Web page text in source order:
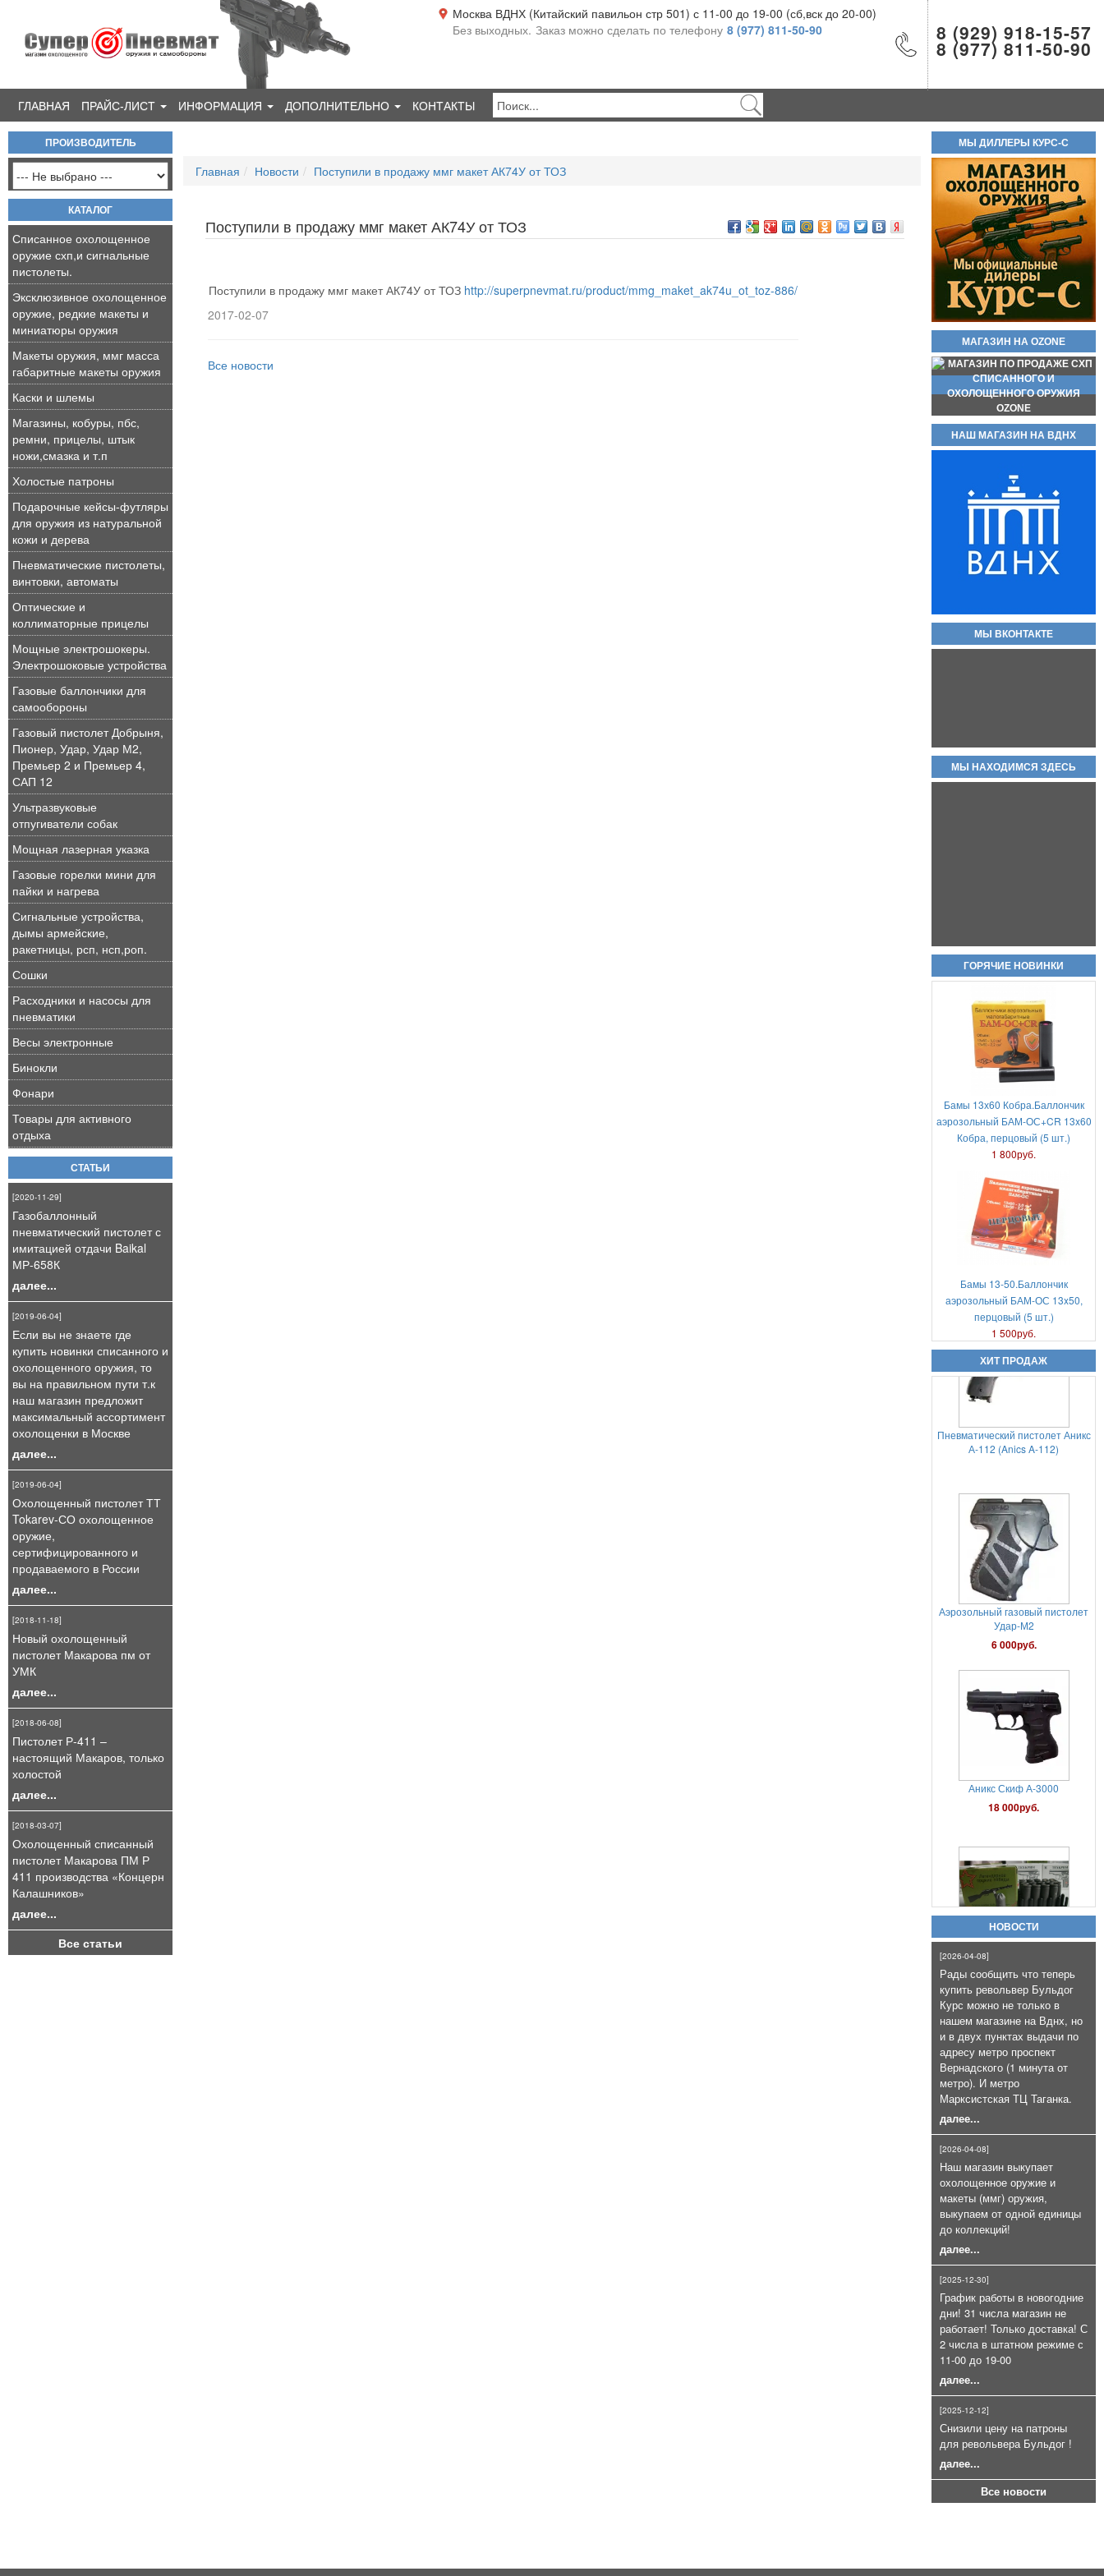
Москва ВДНХ (Китайский павильон стр 501) с 11-00 до 19-00 (сб,вск до 20-00)
Без выходных. Заказ можно сделать по телефону 8 (977) 811-50-90 8 (929) 918-15-57
8 (977) 811-50-90
ГЛАВНАЯ ПРАЙС-ЛИСТ ИНФОРМАЦИЯ ДОПОЛНИТЕЛЬНО КОНТАКТЫ
ПРОИЗВОДИТЕЛЬ
КАТАЛОГ
Списанное охолощенное
оружие схп,и сигнальные
пистолеты.
Эксклюзивное охолощенное
оружие, редкие макеты и
миниатюры оружия
Макеты оружия, ммг масса
габаритные макеты оружия
Каски и шлемы
Магазины, кобуры, пбс,
ремни, прицелы, штык
ножи,смазка и т.п
Холостые патроны
Подарочные кейсы-футляры
для оружия из натуральной
кожи и дерева
Пневматические пистолеты,
винтовки, автоматы
Оптические и
коллиматорные прицелы
Мощные электрошокеры.
Электрошоковые устройства
Газовые баллончики для
самообороны
Газовый пистолет Добрыня,
Пионер, Удар, Удар М2,
Премьер 2 и Премьер 4,
САП 12
Ультразвуковые
отпугиватели собак
Мощная лазерная указка
Газовые горелки мини для
пайки и нагрева
Сигнальные устройства,
дымы армейские,
ракетницы, рсп, нсп,роп.
Сошки
Расходники и насосы для
пневматики
Весы электронные
Бинокли
Фонари
Товары для активного
отдыха
СТАТЬИ
[2020-11-29]
Газобаллонный
пневматический пистолет с
имитацией отдачи Baikal
МР-658К
далее...
[2019-06-04]
Если вы не знаете где
купить новинки списанного и
охолощенного оружия, то
вы на правильном пути т.к
наш магазин предложит
максимальный ассортимент
охолощенки в Москве
далее...
[2019-06-04]
Охолощенный пистолет ТТ
Tokarev-СО охолощенное
оружие,
сертифицированного и
продаваемого в России
далее...
[2018-11-18]
Новый охолощенный
пистолет Макарова пм от
УМК
далее...
[2018-06-08]
Пистолет Р-411 –
настоящий Макаров, только
холостой
далее...
[2018-03-07]
Охолощенный списанный
пистолет Макарова ПМ Р
411 производства «Концерн
Калашников»
далее...
Все статьи
МЫ ДИЛЛЕРЫ КУРС-С
МАГАЗИН НА OZONE
НАШ МАГАЗИН НА ВДНХ
МЫ ВКОНТАКТЕ
МЫ НАХОДИМСЯ ЗДЕСЬ
ГОРЯЧИЕ НОВИНКИ
Бамы 13х60 Кобра.Баллончик
аэрозольный БАМ-ОС+CR 13x60
Кобра, перцовый (5 шт.)
1 800руб.
Бамы 13-50.Баллончик
аэрозольный БАМ-ОС 13x50,
перцовый (5 шт.)
1 500руб.
ХИТ ПРОДАЖ
Шарики ВВ 500шт 4.5мм
200руб.
Новинка стреляющий револьвер
Бульдог Курс С кал. 5.6/16 КСОИ
ОПТ!! В полном комплекте!
Самовывоз доступен по трем
адресам.
Охолощенный пистолет ПМ
Р-411 СХП В НАЛИЧИИ
80 000руб.
Холостые патроны -свето
звуковые 7,62х39 цена за пачку
950руб.
Пневматический пистолет Аникс
А-112 (Anics A-112)
Аэрозольный газовый пистолет
Удар-М2
6 000руб.
Аникс Скиф А-3000
18 000руб.
Патроны холостые калибра
10х31 для ППШ-СХ, ППС схп и т.п
коробка 20шт
800руб.
Пневматический пистолет
Gletcher Parabellum с блоубэком
25 000руб.
Патроны сигнальные Hilti
Коричневые к LOM-S и Сталкеру
(100 шт)
Газовый баллончик Black OS+CS
75мл очень эффективный
для СПШ ракетницы (26, 5 мм.)
НОВОСТИ
[2026-04-08]
Рады сообщить что теперь
купить револьвер Бульдог
Курс можно не только в
нашем магазине на Вднх, но
и в двух пунктах выдачи по
адресу метро проспект
Вернадского (1 минута от
метро). И метро
Марксистская ТЦ Таганка.
далее...
[2026-04-08]
Наш магазин выкупает
охолощенное оружие и
макеты (ммг) оружия,
выкупаем от одной единицы
до коллекций!
далее...
[2025-12-30]
График работы в новогодние
дни! 31 числа магазин не
работает! Только доставка! С
2 числа в штатном режиме с
11-00 до 19-00
далее...
[2025-12-12]
Снизили цену на патроны
для револьвера Бульдог !
далее...
Все новости
Главная Новости Поступили в продажу ммг макет АК74У от ТОЗ
Поступили в продажу ммг макет АК74У от ТОЗ
Поступили в продажу ммг макет АК74У от ТОЗ http://superpnevmat.ru/product/mmg_maket_ak74u_ot_toz-886/
2017-02-07
Все новости